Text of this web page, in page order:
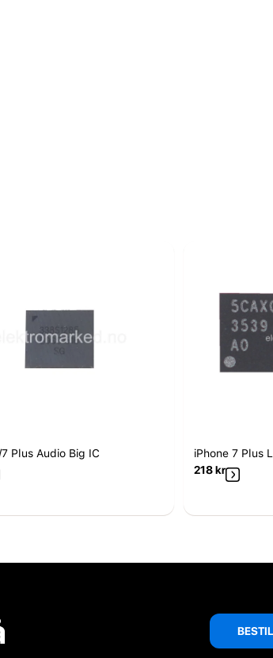
Plus Audio Big IC
iPhone 7 Plus
218kr